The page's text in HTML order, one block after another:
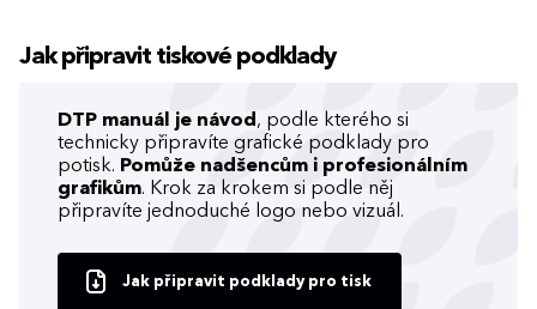
Jak připravit tiskové podklady
DTP manuál je návod , podle kterého si
technicky připravíte grafické podklady pro
potisk. Pomůže nadšencům i profesionálním
grafikům. Krok za krokem si podle něj
připravíte jednoduché logo nebo vizuál.
Jak připravit podklady pro tisk